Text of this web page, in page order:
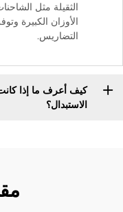
الثقيلة مثل
الأوزان الكبيرة
التضاريس.
الاستبدال؟